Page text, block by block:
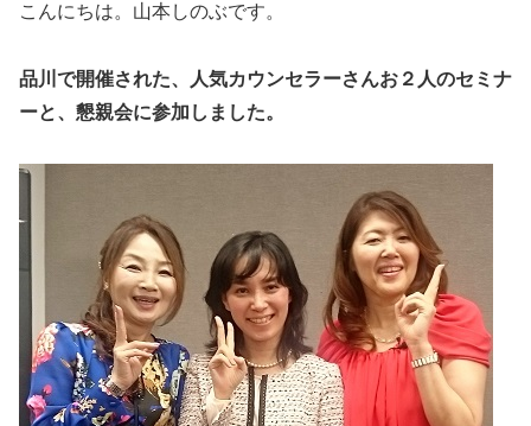
こんにちは。山本しのぶです。
品川で開催された、人気カウンセラーさんお２人のセミナ
ーと、懇親会に参加しました。